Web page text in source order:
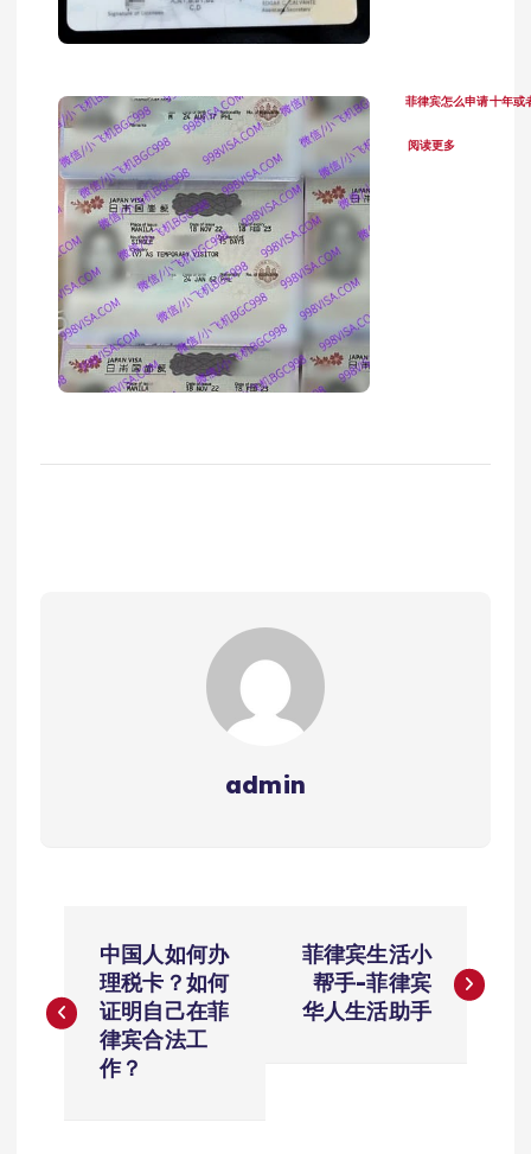
菲律宾怎么申请十年或
阅读更多
admin
章
导
中国人如何办
理税卡？如何
证明自己在菲
律宾合法工
作？
菲律宾生活小
帮手-菲律宾
华人生活助手